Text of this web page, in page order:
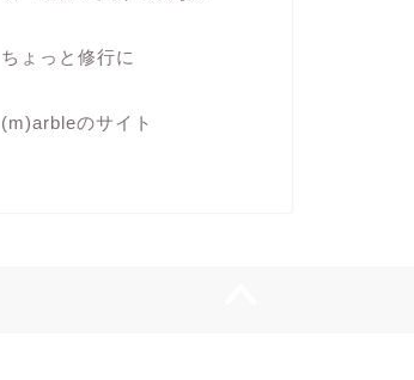
ちょっと修行に
(m)arbleのサイト